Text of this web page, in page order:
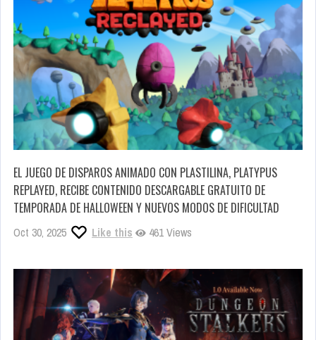
EL JUEGO DE DISPAROS ANIMADO CON PLASTILINA, PLATYPUS
REPLAYED, RECIBE CONTENIDO DESCARGABLE GRATUITO DE
TEMPORADA DE HALLOWEEN Y NUEVOS MODOS DE DIFICULTAD
Oct 30, 2025 Like this 461 Views